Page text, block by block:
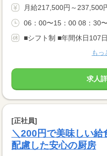
月給217,500円～237,500
06：00〜15：00 08：30
■シフト制 ■年間休日107
もっ
求人
[正社員]
＼200円で美味しい給
配慮した安心の厨房